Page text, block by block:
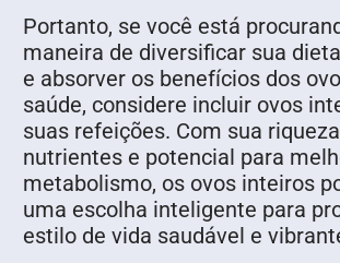
Portanto, se você está
maneira de diversificar sua
e absorver os benefícios dos
saúde, considere incluir ovos
suas refeições. Com sua
nutrientes e potencial para
metabolismo, os ovos inteiros
uma escolha inteligente para
estilo de vida saudável e